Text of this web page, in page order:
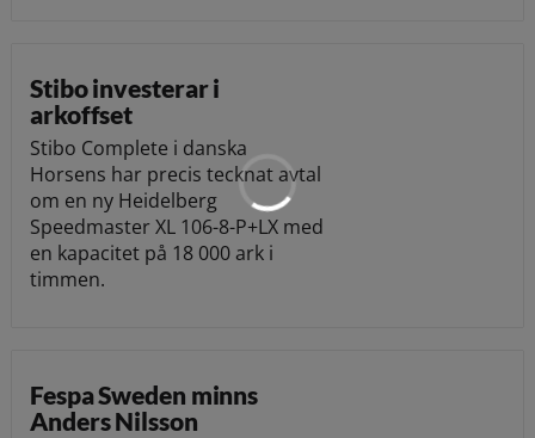
Stibo investerar i
arkoffset
Stibo Complete i danska
Horsens har precis tecknat avtal
om en ny Heidelberg
Speedmaster XL 106-8-P+LX med
en kapacitet på 18 000 ark i
timmen.
Fespa Sweden minns
Anders Nilsson